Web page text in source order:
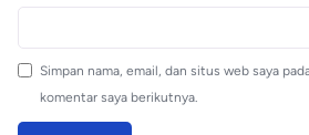
Simpan nama, email, dan situs web saya
komentar saya berikutnya.